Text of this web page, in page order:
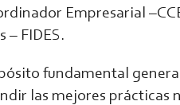
Empresarial
– FIDES.
fundamental
las mejores prácticas